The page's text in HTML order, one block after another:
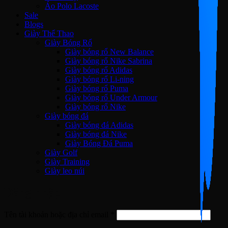
Áo Polo Lacoste
Sale
Blogs
Giày Thể Thao
Giày Bóng Rổ
Giày bóng rổ New Balance
Giày bóng rổ Nike Sabrina
Giày bóng rổ Adidas
Giày bóng rổ Li-ning
Giày bóng rổ Puma
Giày bóng rổ Under Armour
Giày bóng rổ Nike
Giày bóng đá
Giày bóng đá Adidas
Giày bóng đá Nike
Giày Bóng Đá Puma
Giày Golf
Giày Training
Giày leo núi
buộc